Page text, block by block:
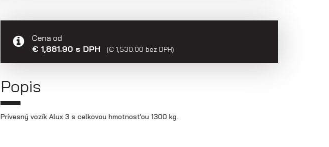
Cena od
€ 1,881.90 s DPH
(€ 1,530.00 bez DPH)
Popis
Prívesný vozík Alux 3 s celkovou hmotnosťou 1300 kg.